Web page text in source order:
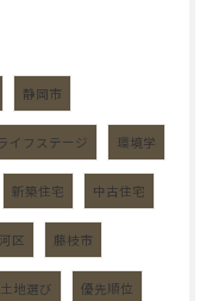
静岡市
イフステージ 環境学
新築住宅 中古住宅
区 藤枝市
土地選び 優先順位